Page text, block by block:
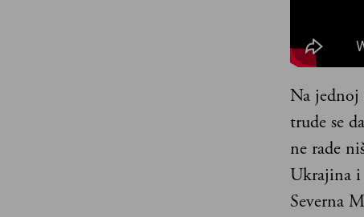
Na jednoj
trude se
ne rade
Ukrajina i
Severna